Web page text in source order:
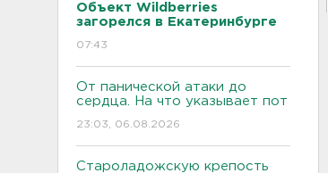
Объект Wildberries
загорелся в Екатеринбурге
07:43
От панической атаки до
сердца. На что указывает пот
23:03, 06.08.2026
Староладожскую крепость